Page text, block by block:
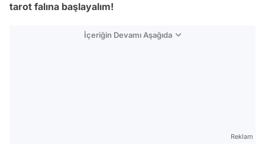
tarot falına başlayalım!
İçeriğin Devamı Aşağıda
Reklam